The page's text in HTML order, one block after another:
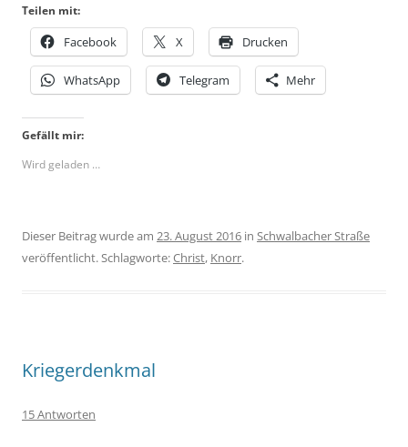
Teilen mit:
Facebook X Drucken
WhatsApp Telegram Mehr
Gefällt mir:
Wird geladen …
Dieser Beitrag wurde am 23. August 2016 in Schwalbacher Straße
veröffentlicht. Schlagworte:Christ, Knorr.
Kriegerdenkmal
15 Antworten